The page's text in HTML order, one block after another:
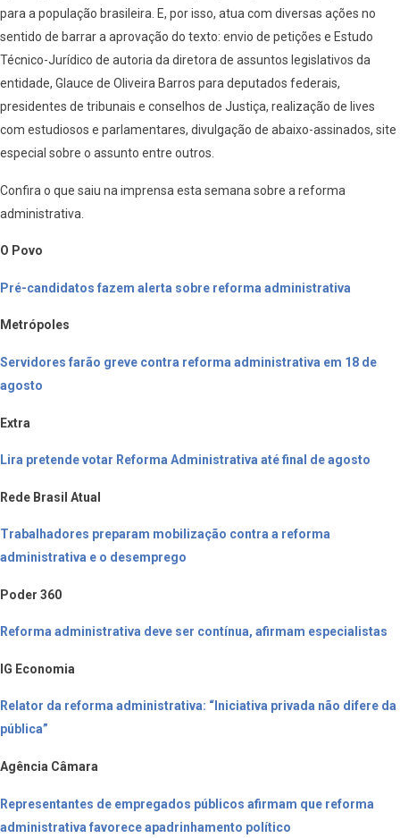
para a população brasileira. E, por isso, atua com diversas ações no
sentido de barrar a aprovação do texto: envio de petições e Estudo
Técnico-Jurídico de autoria da diretora de assuntos legislativos da
entidade, Glauce de Oliveira Barros para deputados federais,
presidentes de tribunais e conselhos de Justiça, realização de lives
com estudiosos e parlamentares, divulgação de abaixo-assinados, site
especial sobre o assunto entre outros.
Confira o que saiu na imprensa esta semana sobre a reforma
administrativa.
O Povo
Pré-candidatos fazem alerta sobre reforma administrativa
Metrópoles
Servidores farão greve contra reforma administrativa em 18 de
agosto
Extra
Lira pretende votar Reforma Administrativa até final de agosto
Rede Brasil Atual
Trabalhadores preparam mobilização contra a reforma
administrativa e o desemprego
Poder 360
Reforma administrativa deve ser contínua, afirmam especialistas
IG Economia
Relator da reforma administrativa: “Iniciativa privada não difere da
pública”
Agência Câmara
Representantes de empregados públicos afirmam que reforma
administrativa favorece apadrinhamento político